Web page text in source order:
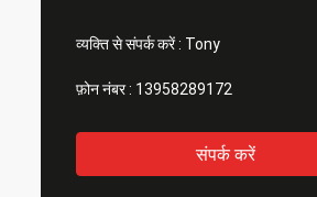
व्यक्ति से संपर्क करें : Tony
फ़ोन नंबर : 13958289172
संपर्क करें